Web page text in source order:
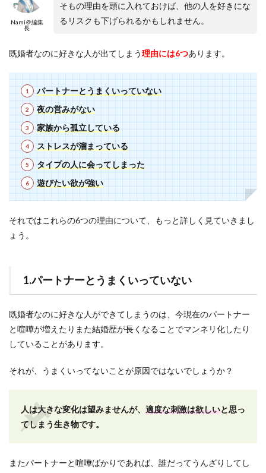
Nami＠編集
長
そもの理由を頭に入れておけば、他の人を好きにな
るリスクも下げられるかもしれません。
既婚者なのに好きな人が出てしまう理由には6つあります。
パートナーとうまくいっていない
夜の営みがない
家族から孤立している
ストレスが溜まっている
タイプの人に会ってしまった
遊びたい欲が強い
それではこれらの6つの理由について、もっと詳しく見ていきまし
ょう。
1.パートナーとうまくいっていない
既婚者なのに好きな人ができてしまうのは、今現在のパートナー
と喧嘩が増えたりまた結婚歴が長くなることでマンネリ化したり
していることがあります。
それが、うまくいってないことが原因ではないでしょうか？
人は大きな変化は望みませんが、 適度な刺激は欲しいと思っ
てしまう生き物です。
またパートナーと喧嘩ばかりであれば、誰だってうんざりしてし